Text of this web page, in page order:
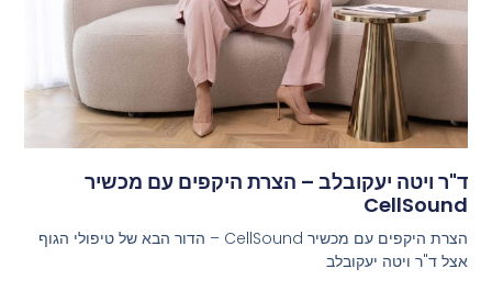
ד"ר ויטה יעקובלב – הצרת היקפים עם מכשיר
CellSound
הצרת היקפים עם מכשיר CellSound – הדור הבא של טיפולי הגוף
אצל ד"ר ויטה יעקובלב